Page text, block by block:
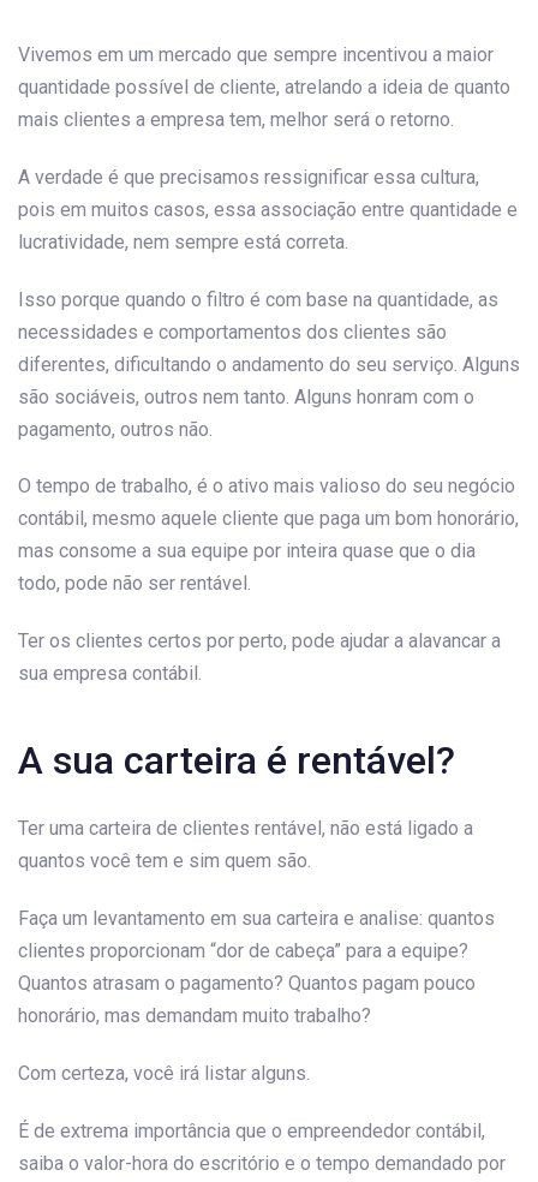
Vivemos em um mercado que sempre incentivou a maior
quantidade possível de cliente, atrelando a ideia de quanto
mais clientes a empresa tem, melhor será o retorno.
A verdade é que precisamos ressignificar essa cultura,
pois em muitos casos, essa associação entre quantidade e
lucratividade, nem sempre está correta.
Isso porque quando o filtro é com base na quantidade, as
necessidades e comportamentos dos clientes são
diferentes, dificultando o andamento do seu serviço. Alguns
são sociáveis, outros nem tanto. Alguns honram com o
pagamento, outros não.
O tempo de trabalho, é o ativo mais valioso do seu negócio
contábil, mesmo aquele cliente que paga um bom honorário,
mas consome a sua equipe por inteira quase que o dia
todo, pode não ser rentável.
Ter os clientes certos por perto, pode ajudar a alavancar a
sua empresa contábil.
A sua carteira é rentável?
Ter uma carteira de clientes rentável, não está ligado a
quantos você tem e sim quem são.
Faça um levantamento em sua carteira e analise: quantos
clientes proporcionam “dor de cabeça” para a equipe?
Quantos atrasam o pagamento? Quantos pagam pouco
honorário, mas demandam muito trabalho?
Com certeza, você irá listar alguns.
É de extrema importância que o empreendedor contábil,
saiba o valor-hora do escritório e o tempo demandado por
navigation